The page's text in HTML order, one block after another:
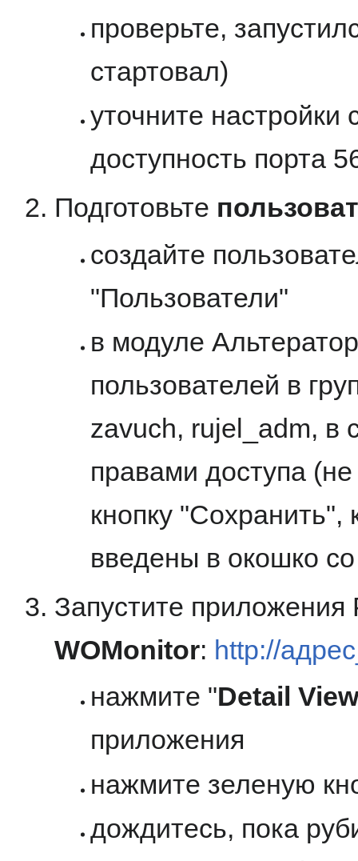
проверьте,
стартовал)
уточните настройки
доступность порта
Подготовьте
создайте
"Пользователи"
в модуле
пользователей в
zavuch, rujel_adm, в
правами доступа
кнопку "Сохранить",
введены в окошко
Запустите
WOMonitor: http://
нажмите "Detail View
приложения
нажмите зеленую
дождитесь, пока